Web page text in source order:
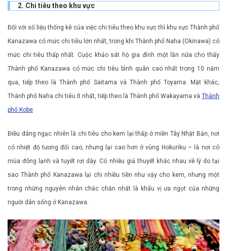
2. Chi tiêu theo khu vực
Đối với số liệu thống kê của việc chi tiêu theo khu vực thì khu vực Thành phố
Kanazawa có mức chi tiêu lớn nhất, trong khi Thành phố Naha (Okinawa) có
mức chi tiêu thấp nhất. Cuộc khảo sát hộ gia đình một lần nữa cho thấy
Thành phố Kanazawa có mức chi tiêu bình quân cao nhất trong 10 năm
qua, tiếp theo là Thành phố Saitama và Thành phố Toyama. Mặt khác,
Thành phố Naha chi tiêu ít nhất, tiếp theo là Thành phố Wakayama và Thành
phố Kobe
Điều đáng ngạc nhiên là chi tiêu cho kem lại thấp ở miền Tây Nhật Bản, nơi
có nhiệt độ tương đối cao, nhưng lại cao hơn ở vùng Hokuriku – là nơi có
mùa đông lạnh và tuyết rơi dày. Có nhiều giả thuyết khác nhau về lý do tại
sao Thành phố Kanazawa lại chi nhiều tiền như vậy cho kem, nhưng một
trong những nguyên nhân chắc chắn nhất là khẩu vị ưa ngọt của những
người dân sống ở Kanazawa.